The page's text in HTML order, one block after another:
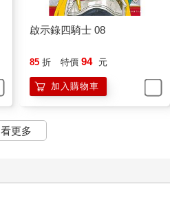
啟示錄四騎士 08
85 折 特價 94 元
加入購物車
看更多